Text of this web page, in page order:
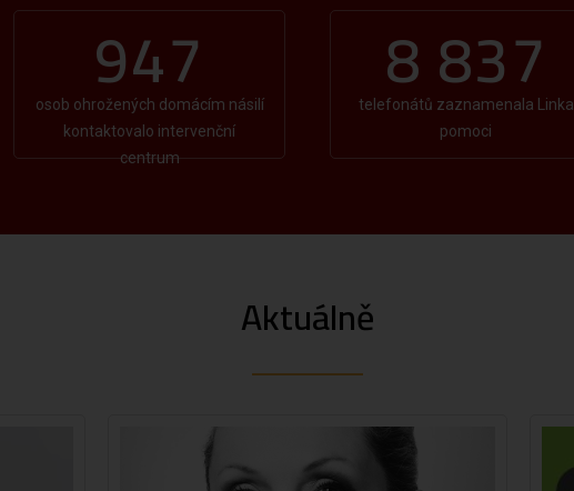
947
osob ohrožených domácím násilí
kontaktovalo intervenční
centrum
8 837
telefonátů zaznamenala Linka
pomoci
Aktuálně